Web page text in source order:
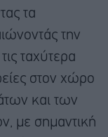
τα
την
ταχύτερα
στον χώρο
και των
με σημαντική